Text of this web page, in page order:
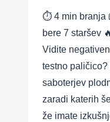
⏱ 4 min branja
bere 7 staršev
Vidite
testno
saboterjev
zaradi katerih
že imate